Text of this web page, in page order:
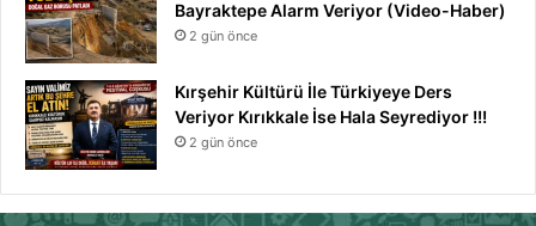
Bayraktepe Alarm Veriyor (Video-Haber)
2 gün önce
Kırşehir Kültürü İle Türkiyeye Ders
Veriyor Kırıkkale İse Hala Seyrediyor !!!
2 gün önce